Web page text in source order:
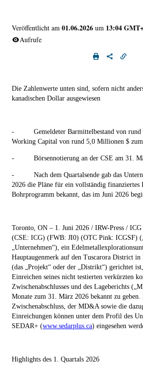
Veröffentlicht am 01.06.2026 um 13:04
Aufrufe
Die Zahlenwerte unten sind, sofern nicht
kanadischen Dollar ausgewiesen
-
Gemeldeter Barmittelbestand von
Working Capital von rund 5,0 Millionen $
- Börsennotierung an der CSE am 31.
-
Nach dem Quartalsende gab das
2026 die Pläne für ein vollständig finanziertes
Bohrprogramm bekannt, das im Juni 2026
Toronto, ON – 1. Juni 2026 / IRW-Press /
(CSE: ICG) (FWB: JI0) (OTC Pink: ICGSF)
„Unternehmen“) , ein
Hauptaugenmerk auf den Tuscarora District in
(das „ Projekt“ oder der „ Distrikt“) gerichtet
Einreichen seines nicht testierten verkürzten
Zwischenabschlusses und des Lageberichts („
Monate zum 31. März 2026 bekannt zu geben.
Zwischenabschluss, der MD&A sowie die
Einreichungen können unter dem Profil des
SEDAR+ (www.sedarplus.ca) eingesehen
Highlights des 1. Quartals 2026